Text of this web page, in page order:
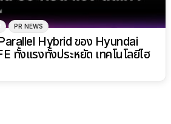
PR NEWS
Hybrid ของ Hyundai
ทั้งแรงทั้งประหยัด เทคโนโลยีไฮ